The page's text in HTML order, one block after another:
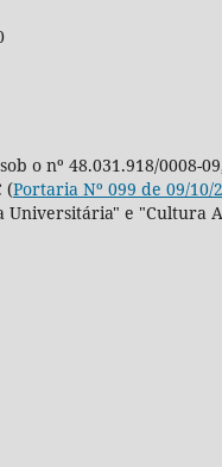
o nº 48.031.918/0008-
(Portaria Nº 099 de 09/10/
e "Cultura